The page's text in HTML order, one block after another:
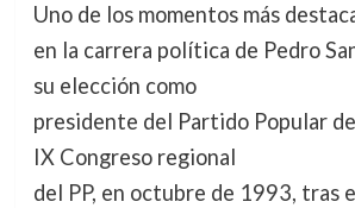
Uno de los momentos más
en la carrera política de Pedro
su elección como
presidente del Partido Popular
IX Congreso regional
del PP, en octubre de 1993, tras